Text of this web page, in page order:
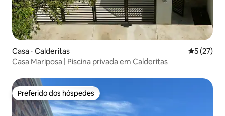
Casa ⋅ Calderitas 5 de uma
5 (27)
Casa Mariposa | Piscina privada em Calderitas
Preferido dos hóspedes
Preferido dos hóspedes